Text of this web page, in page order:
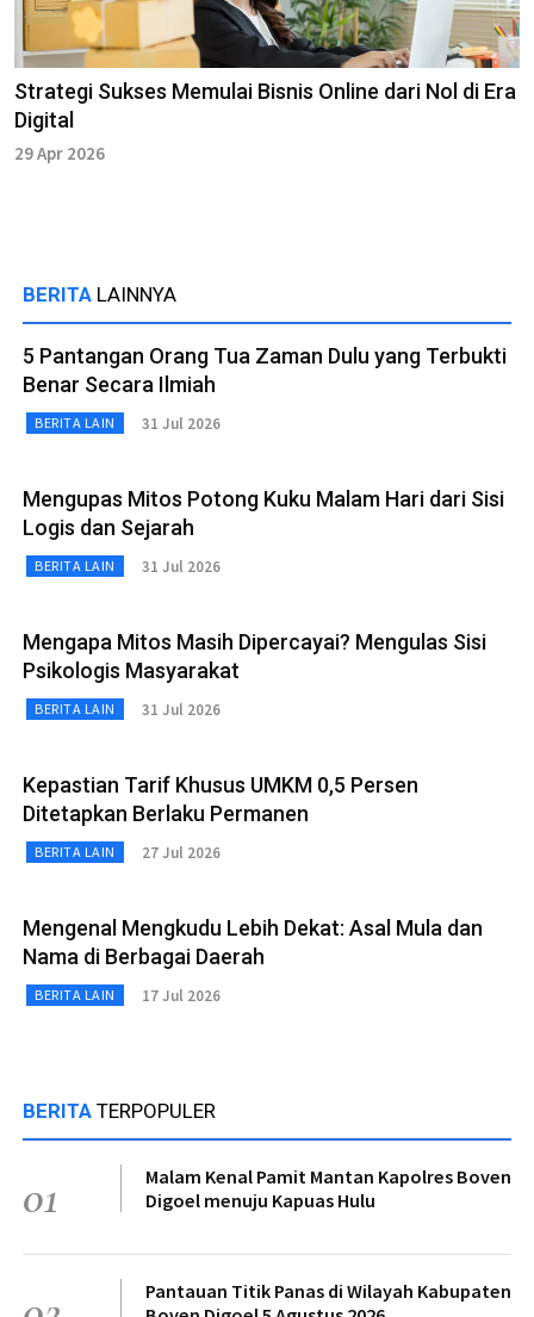
Strategi Sukses Memulai Bisnis Online dari Nol di Era
Digital
29 Apr 2026
BERITA LAINNYA
5 Pantangan Orang Tua Zaman Dulu yang Terbukti
Benar Secara Ilmiah
BERITA LAIN 31 Jul 2026
Mengupas Mitos Potong Kuku Malam Hari dari Sisi
Logis dan Sejarah
BERITA LAIN 31 Jul 2026
Mengapa Mitos Masih Dipercayai? Mengulas Sisi
Psikologis Masyarakat
BERITA LAIN 31 Jul 2026
Kepastian Tarif Khusus UMKM 0,5 Persen
Ditetapkan Berlaku Permanen
BERITA LAIN 27 Jul 2026
Mengenal Mengkudu Lebih Dekat: Asal Mula dan
Nama di Berbagai Daerah
BERITA LAIN 17 Jul 2026
BERITA TERPOPULER
01
Malam Kenal Pamit Mantan Kapolres Boven
Digoel menuju Kapuas Hulu
Pantauan Titik Panas di Wilayah Kabupaten